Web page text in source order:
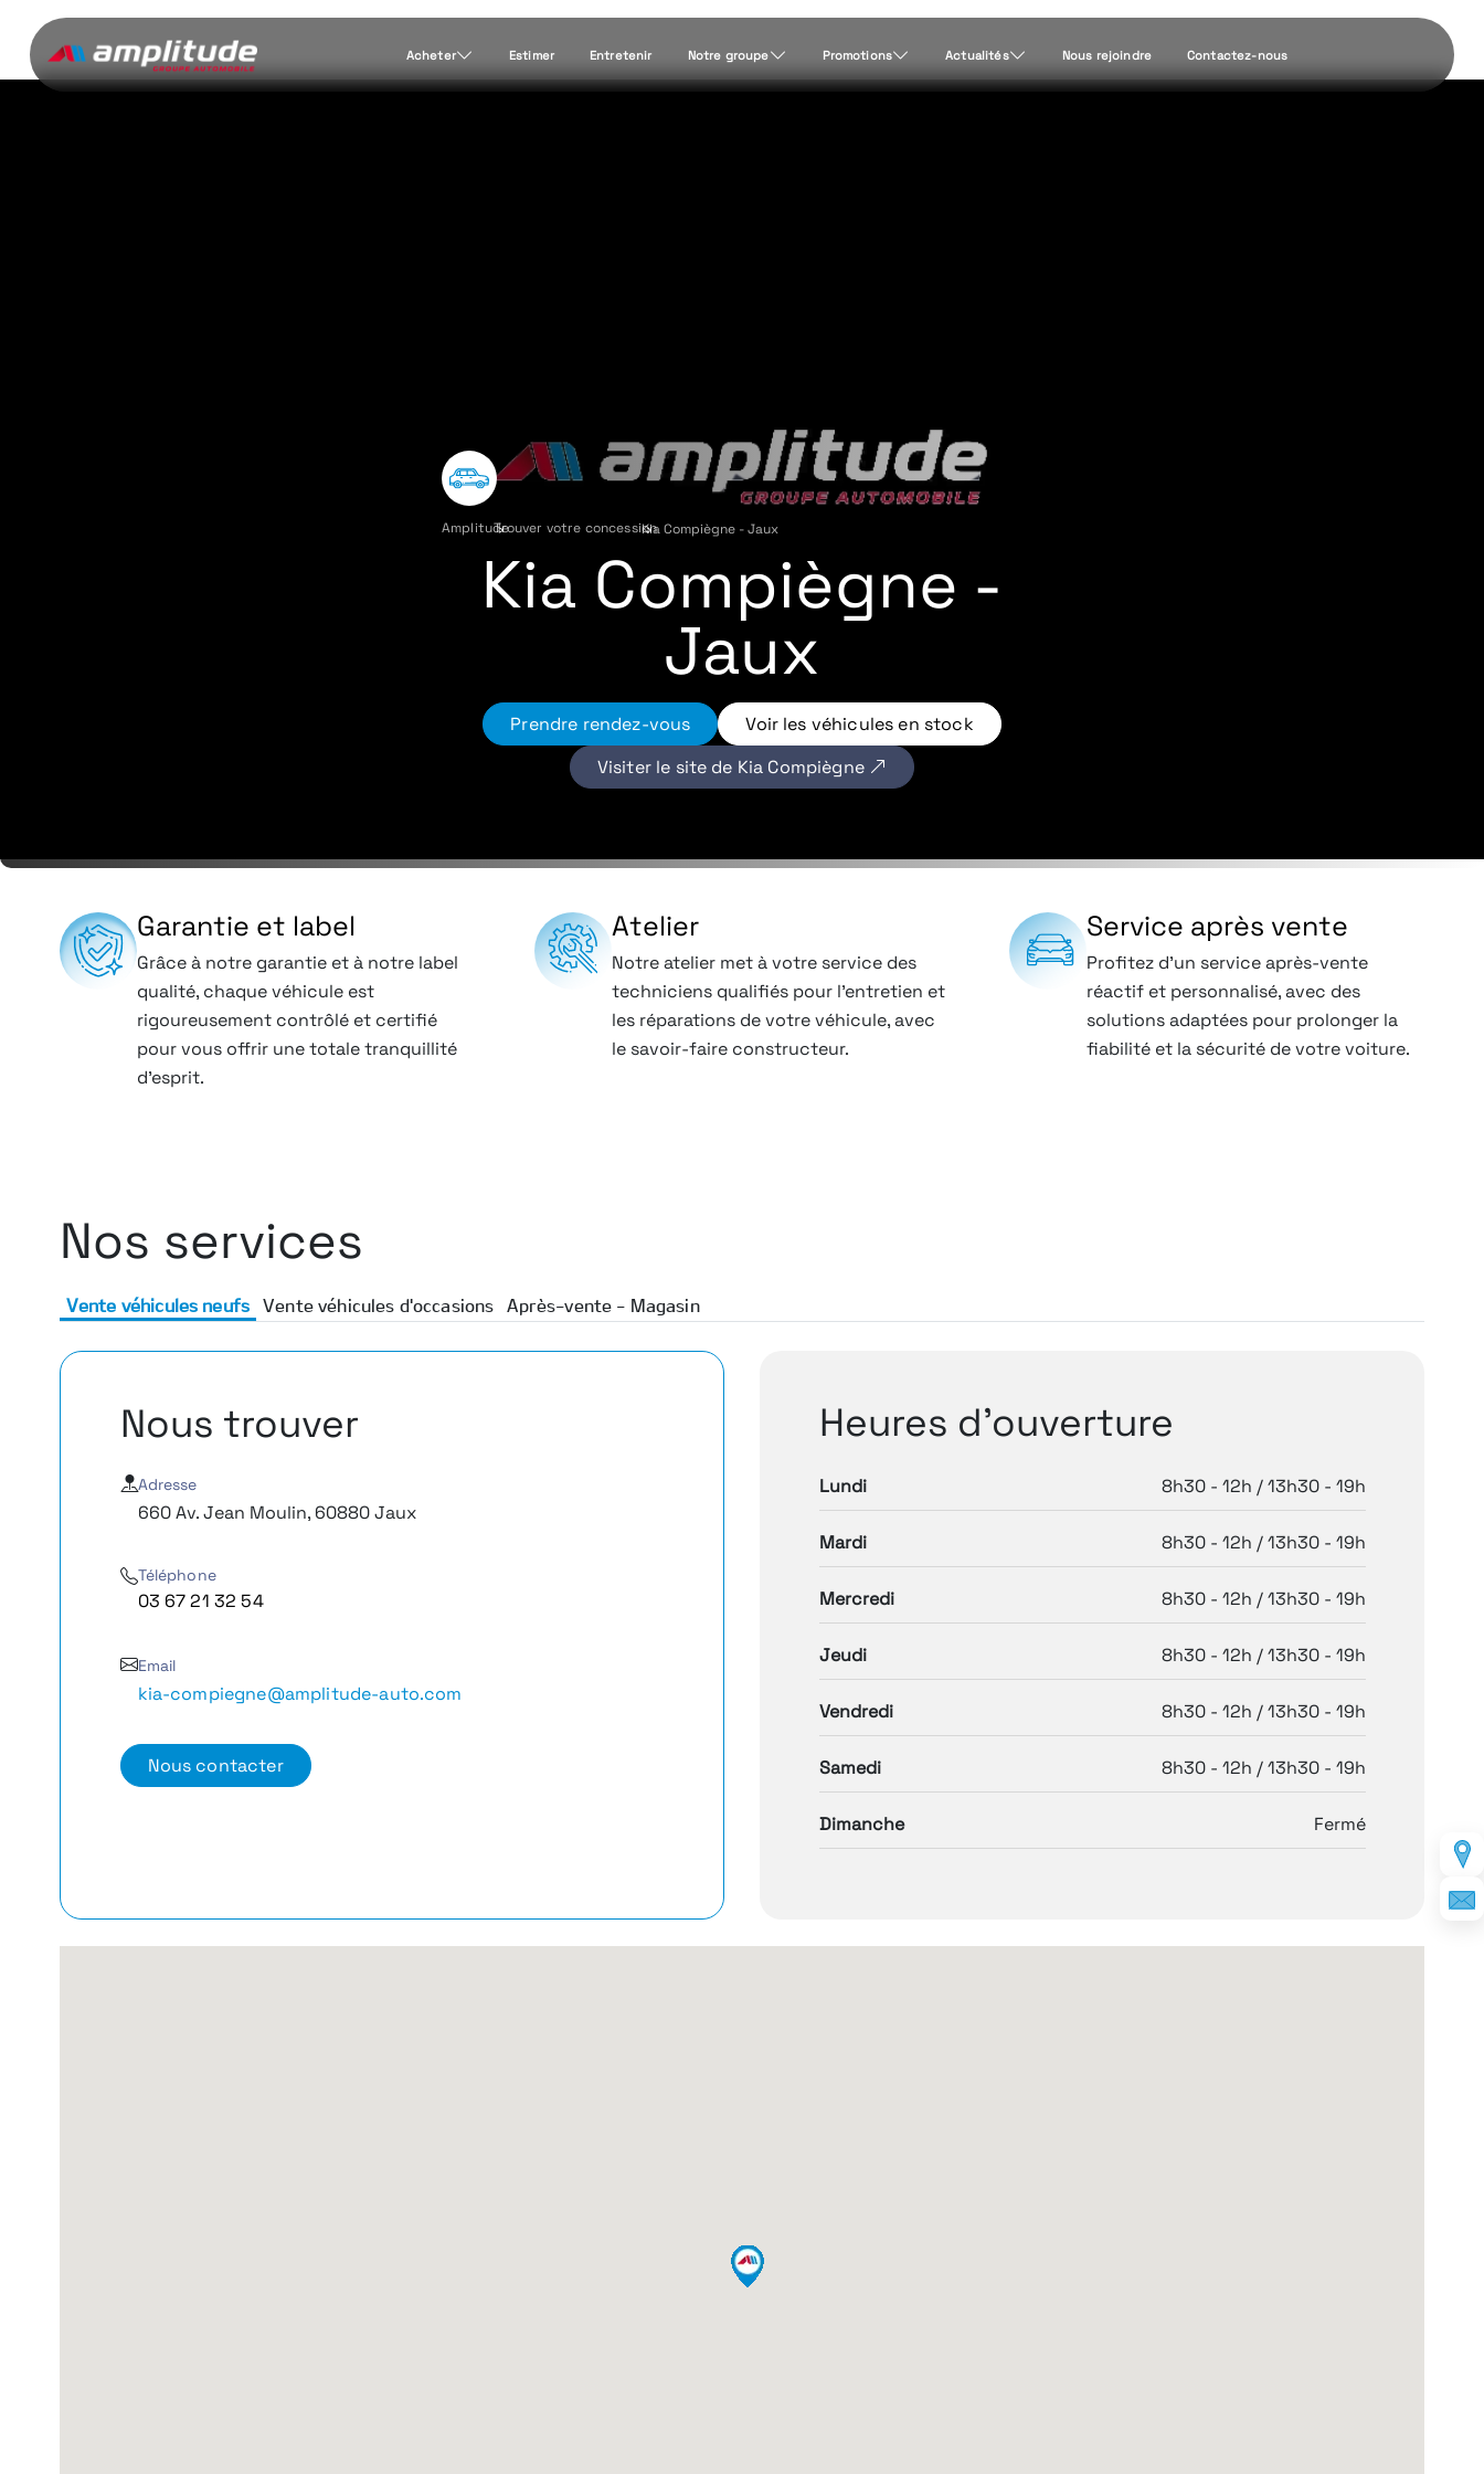
Acheter Estimer Entretenir Notre groupe Promotions Actualités Nous rejoindre Contactez-nous
Amplitude
›
Trouver votre concession
›
Kia Compiègne - Jaux
Kia Compiègne -
Jaux
Prendre rendez-vous
Voir les véhicules en stock
Visiter le site de Kia Compiègne
Garantie et label
Grâce à notre garantie et à notre label
qualité, chaque véhicule est
rigoureusement contrôlé et certifié
pour vous offrir une totale tranquillité
d’esprit.
Atelier
Notre atelier met à votre service des
techniciens qualifiés pour l’entretien et
les réparations de votre véhicule, avec
le savoir-faire constructeur.
Service après vente
Profitez d’un service après-vente
réactif et personnalisé, avec des
solutions adaptées pour prolonger la
fiabilité et la sécurité de votre voiture.
Nos services
Vente véhicules neufs Vente véhicules d'occasions Après-vente - Magasin
Nous trouver
Adresse
660 Av. Jean Moulin, 60880 Jaux
Téléphone
03 67 21 32 54
Email
kia-compiegne@amplitude-auto.com
Nous contacter
Heures d'ouverture
Lundi 8h30 - 12h / 13h30 - 19h
Mardi 8h30 - 12h / 13h30 - 19h
Mercredi 8h30 - 12h / 13h30 - 19h
Jeudi 8h30 - 12h / 13h30 - 19h
Vendredi 8h30 - 12h / 13h30 - 19h
Samedi 8h30 - 12h / 13h30 - 19h
Dimanche Fermé